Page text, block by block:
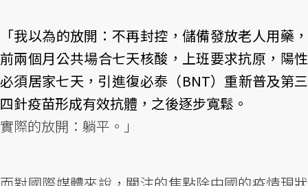
「我以為的放開：不再封控，儲備發放老人用藥，
前兩個月公共場合七天核酸，上班要求抗原，陽性
必須居家七天，引進復必泰（BNT）重新普及第三
四針疫苗形成有效抗體，之後逐步寬鬆。
實際的放開：躺平。」 ​